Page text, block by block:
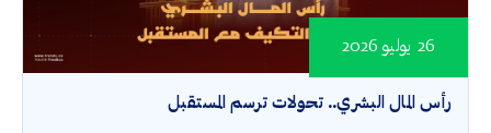
رأس المال البشري.. تحولات ترسم المستقبل
26 يوليو 2026